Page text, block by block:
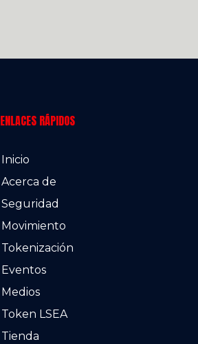
ENLACES RÁPIDOS
Inicio
Acerca de
Seguridad
Movimiento
Tokenización
Eventos
Medios
Token LSEA
Tienda